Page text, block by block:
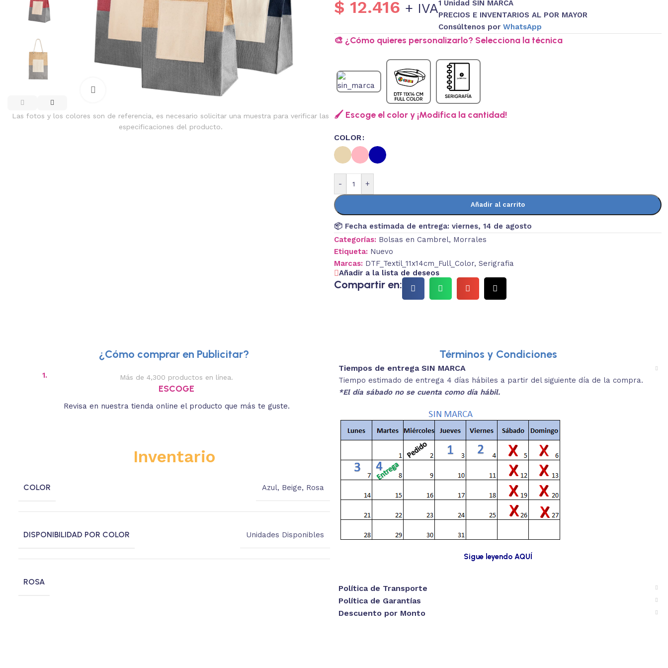
Clic para ampliar
Las fotos y los colores son de referencia, es necesario solicitar una muestra para verificar las
especificaciones del producto.
$ 12.416 + IVA1 Unidad SIN MARCA
PRECIOS E INVENTARIOS AL POR MAYOR
Consúltenos por WhatsApp
🎨 ¿Cómo quieres personalizarlo? Selecciona la técnica
🖌️ Escoge el color y ¡Modifica la cantidad!
COLOR
- +
Añadir al carrito
📦 Fecha estimada de entrega: viernes, 14 de agosto
Categorías: Bolsas en Cambrel, Morrales
Etiqueta: Nuevo
Marcas: DTF_Textil_11x14cm_Full_Color, Serigrafia
Añadir a la lista de deseos
Compartir en:
¿Cómo comprar en Publicitar?
1. Más de 4,300 productos en línea.
ESCOGE
Revisa en nuestra tienda online el producto que más te guste.
Descripciones breves y medidas aproximadas.
REVISA
estás buscando.
3.
Inventario
COLOR Azul, Beige, Rosa
DISPONIBILIDAD POR COLOR Unidades Disponibles
ROSA
Términos y Condiciones
Tiempos de entrega SIN MARCA
Tiempo estimado de entrega 4 días hábiles a partir del siguiente día de la compra.
*El día sábado no se cuenta como día hábil.
Sigue leyendo AQUÍ
Política de Transporte
Política de Garantías
Descuento por Monto